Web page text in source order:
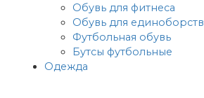
Обувь для фитнеса
Обувь для единоборств
Футбольная обувь
Бутсы футбольные
Одежда